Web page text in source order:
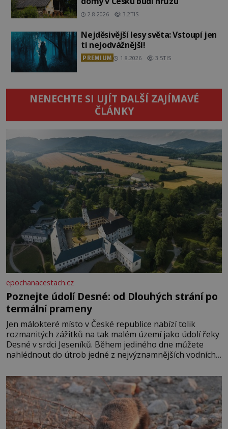
2.8.2026 3.2TIS
Nejděsivější lesy světa: Vstoupí jen
ti nejodvážnější!
PREMIUM 1.8.2026 3.5TIS
NENECHTE SI UJÍT DALŠÍ ZAJÍMAVÉ
ČLÁNKY
epochanacestach.cz
Poznejte údolí Desné: od Dlouhých strání po
termální prameny
Jen málokteré místo v České republice nabízí tolik
rozmanitých zážitků na tak malém území jako údolí řeky
Desné v srdci Jeseníků. Během jediného dne můžete
nahlédnout do útrob jedné z nejvýznamnějších vodních
se na koloběžce a den zakončit poznáváním památek ve
Velkých Losinách nebo v termálním